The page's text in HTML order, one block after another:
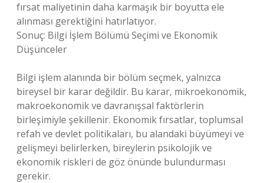
fırsat maliyetinin daha karmaşık bir boyutta ele
alınması gerektiğini hatırlatıyor.
Sonuç: Bilgi İşlem Bölümü Seçimi ve Ekonomik
Düşünceler
Bilgi işlem alanında bir bölüm seçmek, yalnızca
bireysel bir karar değildir. Bu karar, mikroekonomik,
makroekonomik ve davranışsal faktörlerin
birleşimiyle şekillenir. Ekonomik fırsatlar, toplumsal
refah ve devlet politikaları, bu alandaki büyümeyi ve
gelişmeyi belirlerken, bireylerin psikolojik ve
ekonomik riskleri de göz önünde bulundurması
gerekir.